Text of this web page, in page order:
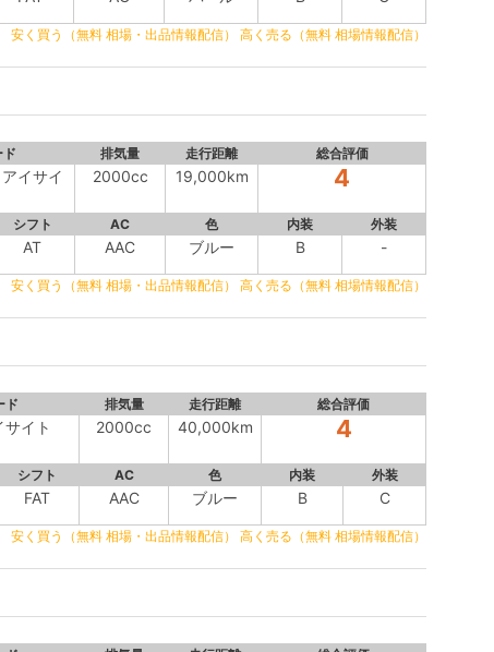
安く買う（無料 相場・出品情報配信） 高く売る（無料 相場情報配信）
ド 排気量 走行距離 総合評価
イサイ 2000cc 19,000km 4
シフト AC 色 内装 外装
AT AAC ブルー B -
安く買う（無料 相場・出品情報配信） 高く売る（無料 相場情報配信）
ド 排気量 走行距離 総合評価
イト 2000cc 40,000km 4
シフト AC 色 内装 外装
FAT AAC ブルー B C
安く買う（無料 相場・出品情報配信） 高く売る（無料 相場情報配信）